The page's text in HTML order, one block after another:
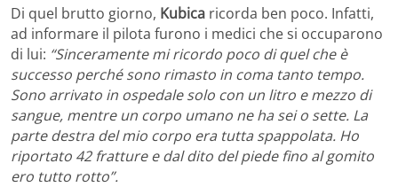
Di quel brutto giorno, Kubica ricorda ben poco. Infatti,
ad informare il pilota furono i medici che si occuparono
di lui: “Sinceramente mi ricordo poco di quel che è
successo perché sono rimasto in coma tanto tempo.
Sono arrivato in ospedale solo con un litro e mezzo di
sangue, mentre un corpo umano ne ha sei o sette. La
parte destra del mio corpo era tutta spappolata. Ho
riportato 42 fratture e dal dito del piede fino al gomito
ero tutto rotto”.